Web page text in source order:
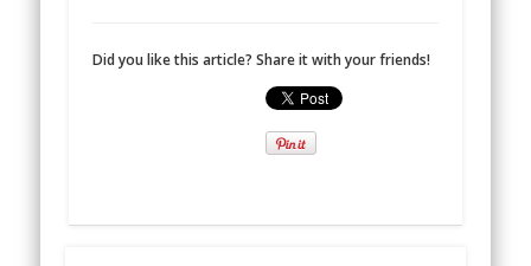
Did you like this article? Share it with your friends!